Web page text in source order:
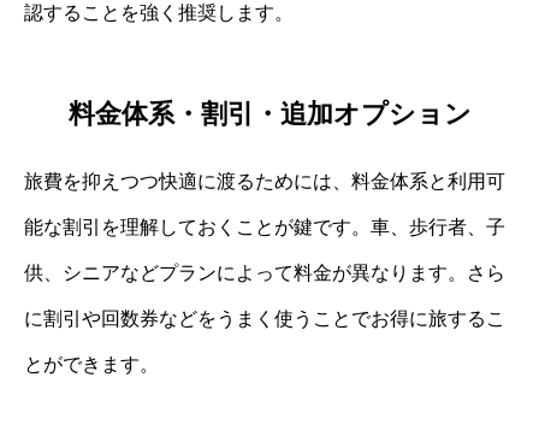
認することを強く推奨します。
料金体系・割引・追加オプション
旅費を抑えつつ快適に渡るためには、料金体系と利用可
能な割引を理解しておくことが鍵です。車、歩行者、子
供、シニアなどプランによって料金が異なります。さら
に割引や回数券などをうまく使うことでお得に旅するこ
とができます。